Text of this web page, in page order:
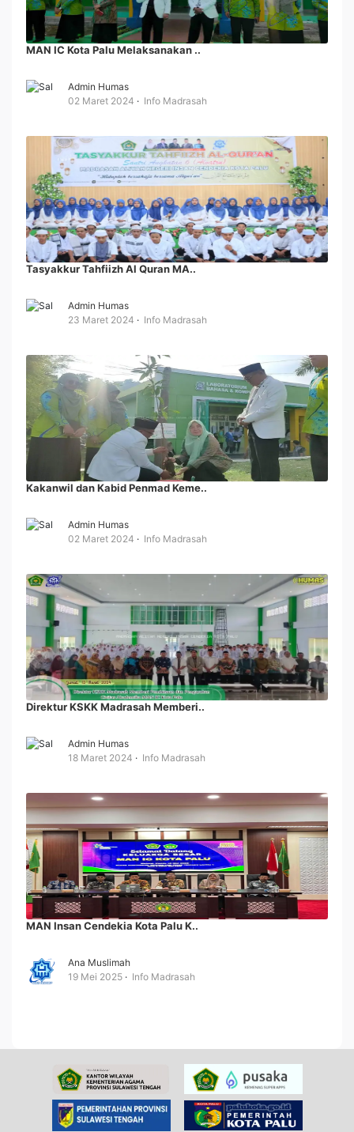
MAN IC Kota Palu Melaksanakan ..
Admin Humas
02 Maret 2024
Info Madrasah
Tasyakkur Tahfiizh Al Quran MA..
Admin Humas
23 Maret 2024
Info Madrasah
Kakanwil dan Kabid Penmad Keme..
Admin Humas
02 Maret 2024
Info Madrasah
Direktur KSKK Madrasah Memberi..
Admin Humas
18 Maret 2024
Info Madrasah
MAN Insan Cendekia Kota Palu K..
Ana Muslimah
19 Mei 2025
Info Madrasah